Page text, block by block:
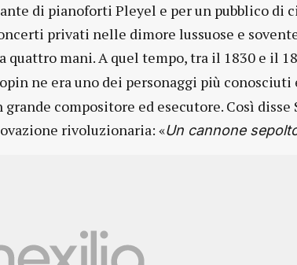
di pianoforti Pleyel e per un pubblico di
privati nelle dimore lussuose e
mani. A quel tempo, tra il 1830 e il
ne era uno dei personaggi più conosciuti
compositore ed esecutore. Così disse
rivoluzionaria: «Un cannone